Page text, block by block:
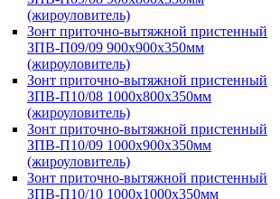
(жироуловитель)
Зонт приточно-вытяжной пристенный
ЗПВ-П09/09 900х900х350мм
(жироуловитель)
Зонт приточно-вытяжной пристенный
ЗПВ-П10/08 1000х800х350мм
(жироуловитель)
Зонт приточно-вытяжной пристенный
ЗПВ-П10/09 1000х900х350мм
(жироуловитель)
Зонт приточно-вытяжной пристенный
ЗПВ-П10/10 1000х1000х350мм